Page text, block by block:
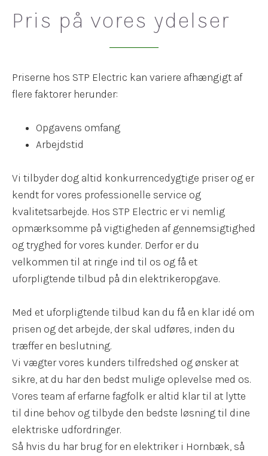
Pris på vores ydelser
Priserne hos STP Electric kan variere afhængigt af
flere faktorer herunder:
Opgavens omfang
Arbejdstid
Vi tilbyder dog altid konkurrencedygtige priser og er
kendt for vores professionelle service og
kvalitetsarbejde. Hos STP Electric er vi nemlig
opmærksomme på vigtigheden af gennemsigtighed
og tryghed for vores kunder. Derfor er du
velkommen til at ringe ind til os og få et
uforpligtende tilbud på din elektrikeropgave.
Med et uforpligtende tilbud kan du få en klar idé om
prisen og det arbejde, der skal udføres, inden du
træffer en beslutning.
Vi vægter vores kunders tilfredshed og ønsker at
sikre, at du har den bedst mulige oplevelse med os.
Vores team af erfarne fagfolk er altid klar til at lytte
til dine behov og tilbyde den bedste løsning til dine
elektriske udfordringer.
Så hvis du har brug for en elektriker i Hornbæk, så